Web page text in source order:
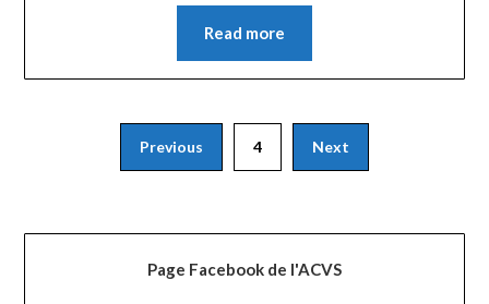
Read more
PaginationPrevious 4 Next
Page Facebook de l'ACVS